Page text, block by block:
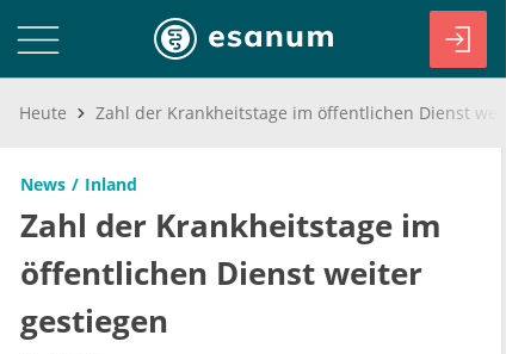
Heute
News Inland
Zahl der Krankheitstage im
öffentlichen Dienst weiter
gestiegen